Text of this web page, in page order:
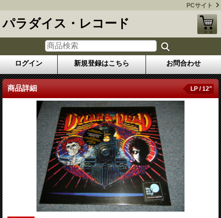
PCサイト
パラダイス・レコード
ログイン 新規登録はこちら お問合わせ
商品詳細 LP / 12"